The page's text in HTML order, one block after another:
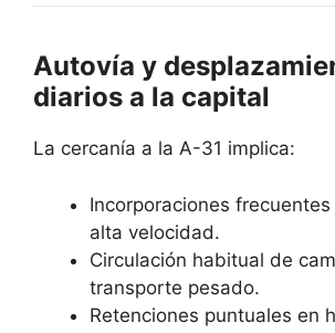
Autovía y
diarios a la capital
La cercanía a la A-31 implica:
Incorporaciones
alta velocidad.
Circulación habitual de
transporte pesado.
Retenciones puntuales en